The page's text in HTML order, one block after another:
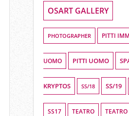
OSART GALLERY
PHOTOGRAPHER PITTI
UOMO PITTI UOMO
KRYPTOS SS/18 SS/19
SS17 TEATRO